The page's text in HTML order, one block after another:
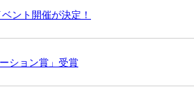
ント開催が決定！
ション賞」受賞